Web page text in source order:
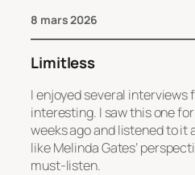
8 mars 2026
Limitless
I enjoyed several interviews
interesting. I saw this one
weeks ago and listened to it
like Melinda Gates’
must-listen.